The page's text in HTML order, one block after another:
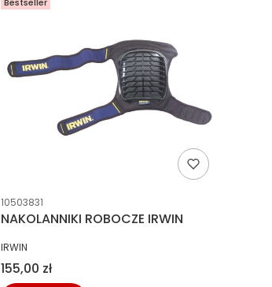
Kod producenta
10503831
NAKOLANNIKI ROBOCZE IRWIN
PRODUCENT
IRWIN
Cena
155,00 zł